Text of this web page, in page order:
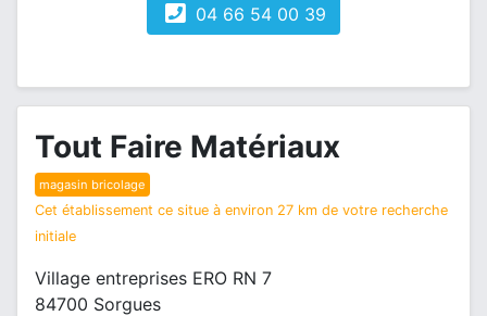
04 66 54 00 39
Tout Faire Matériaux
magasin bricolage
Cet établissement ce situe à environ 27 km de votre recherche
initiale
Village entreprises ERO RN 7
84700 Sorgues